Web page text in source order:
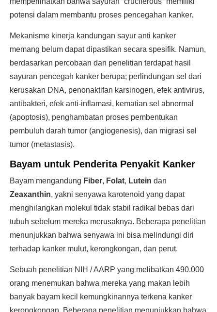
potensi dalam membantu proses pencegahan kanker.
Mekanisme kinerja kandungan sayur anti kanker
memang belum dapat dipastikan secara spesifik. Namun,
berdasarkan percobaan dan penelitian terdapat hasil
sayuran pencegah kanker berupa; perlindungan sel dari
kerusakan DNA, penonaktifan karsinogen, efek antivirus,
antibakteri, efek anti-inflamasi, kematian sel abnormal
(apoptosis), penghambatan proses pembentukan
pembuluh darah tumor (angiogenesis), dan migrasi sel
tumor (metastasis).
Bayam untuk Penderita Penyakit Kanker
Bayam mengandung Fiber, Folat, Lutein dan
Zeaxanthin, yakni senyawa karotenoid yang dapat
menghilangkan molekul tidak stabil radikal bebas dari
tubuh sebelum mereka merusaknya. Beberapa penelitian
menunjukkan bahwa senyawa ini bisa melindungi diri
terhadap kanker mulut, kerongkongan, dan perut.
Sebuah penelitian NIH / AARP yang melibatkan 490.000
orang menemukan bahwa mereka yang makan lebih
banyak bayam kecil kemungkinannya terkena kanker
kerongkongan. Beberapa penelitian menunjukkan bahwa